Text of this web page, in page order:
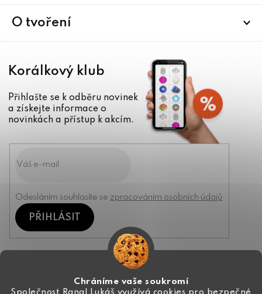
Chráníme vaše soukromí
O tvoření
Korálkový klub
Přihlašte se k odběru novinek
a získejte informace o
novinkách a přístup k akcím.
Odesláním souhlasíte se zpracováním osobních údajů
PŘIHLÁSIT